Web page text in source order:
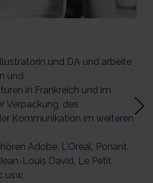
und DA und arbeite
und
in Frankreich und im
Verpackung, des
Kommunikation im weiteren
Adobe, L'Oréal, Ponant,
Louis David, Le Petit
usw.